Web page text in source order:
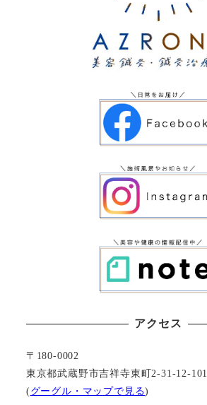
アクセス
〒180-0002
東京都武蔵野市吉祥寺東町2-31-12-101
(グーグル・マップで見る)